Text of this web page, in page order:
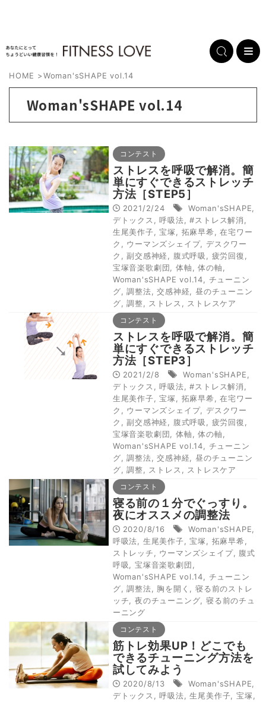
HOME >Woman'sSHAPE vol.14
Woman'sSHAPE vol.14
コンテスト
ストレスを呼吸で解消。簡
単にすぐできるストレッチ
方法［STEP5］
2021/2/24 Woman'sSHAPE
デトックス
,呼吸法 ,#ストレス解消
生尾美作子 ,宝塚 拓麻早希 ,在宅ワー
ク
ウーマンズシェイプ, デスクワー
ク
,副交感神経 腹式呼吸 疲労回復
宝塚音楽歌劇団
体軸 ,体の軸
Woman'sSHAPE vol.14
チューニン
グ ,調整法 ,交感神経
昼のチューニン
グ ,調整 ストレス ストレスケア
コンテスト
ストレスを呼吸で解消。簡
単にすぐできるストレッチ
方法［STEP3］
2021/2/8 Woman'sSHAPE
デトックス
,呼吸法 ,#ストレス解消
生尾美作子 ,宝塚 拓麻早希 ,在宅ワー
ク
ウーマンズシェイプ, デスクワー
ク
,副交感神経 腹式呼吸 疲労回復
宝塚音楽歌劇団
体軸 ,体の軸
Woman'sSHAPE vol.14
チューニン
グ ,調整法 ,交感神経
昼のチューニン
グ ,調整 ストレス ストレスケア
コンテスト
寝る前の１分でぐっすり。
夜にオススメの調整法
2020/8/16 Woman'sSHAPE
呼吸法
生尾美作子 ,宝塚 拓麻早希
ストレッチ
ウーマンズシェイプ, 腹式
呼吸
宝塚音楽歌劇団
Woman'sSHAPE vol.14
チューニン
グ ,調整法 胸を開く
寝る前のストレ
ッチ
夜のチューニング
寝る前のチュ
ーニング
コンテスト
筋トレ効果UP！どこでも
できるチューニング方法を
試してみよう
2020/8/13 Woman'sSHAPE
デトックス
,呼吸法 ,生尾美作子 宝塚